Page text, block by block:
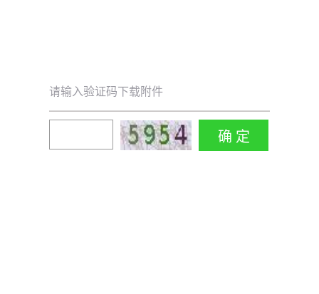
请输入验证码下载附件